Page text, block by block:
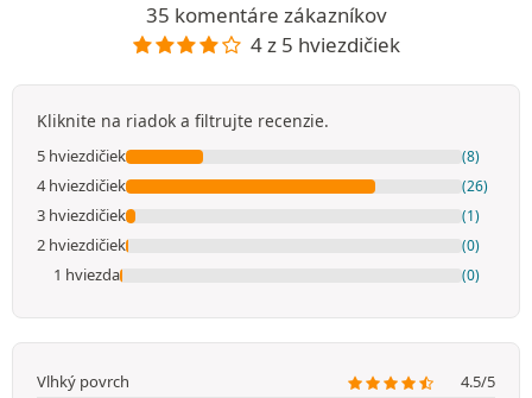
35 komentáre zákazníkov
4 z 5 hviezdičiek
Kliknite na riadok a filtrujte recenzie.
5 hviezdičiek (8)
4 hviezdičiek (26)
3 hviezdičiek (1)
2 hviezdičiek (0)
1 hviezda (0)
Vlhký povrch 4.5/5